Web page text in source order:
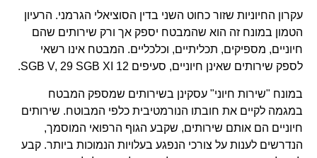
עקרון החיוניות שזור כחוט השני בדין הסוציאלי הגרמני. הרעיון
הטמון במונח זה הוא שהמבטח יספק אך ורק שירותים שהם
חיוניים, מספיקים, תכליתיים, וכלכליים. המבטח אינו רשאי
לספק שירותים שאינן חיוניים, סעיפים 12 SGB V, 29 SGB XI.
במונח "שירות חיוני" עסקינן בשירותים שמספק המבטח
במגמה לקיים את חובתו הנורמטיבית כלפי המבוטח. שירותים
חיוניים הם אותם שירותים, שקבע הגוף הרפואי המוסמך,
הנדרשים לענות על צורכי הנפגע בעלויות הנמוכות ביותר. קבע